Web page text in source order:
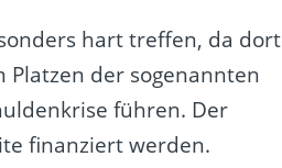
hart treffen, da dort
der sogenannten
führen. Der
finanziert werden.